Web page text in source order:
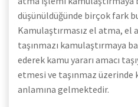
düşünüldüğünde birçok fark
Kamulaştırmasız el atma, el
taşınmazı kamulaştırmaya
ederek kamu yararı amacı
etmesi ve taşınmaz üzerinde
anlamına gelmektedir.